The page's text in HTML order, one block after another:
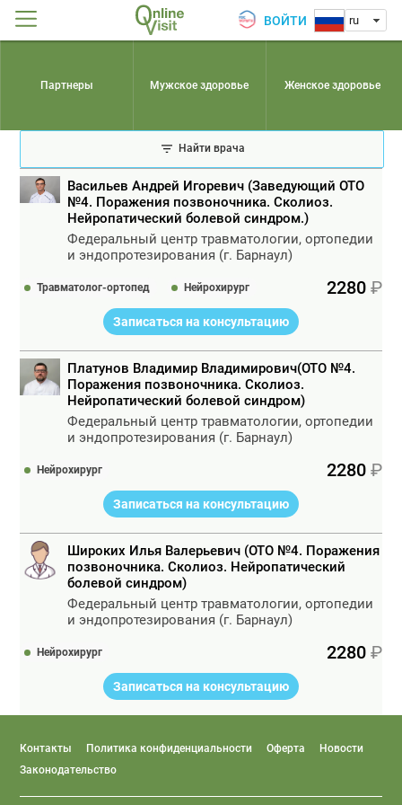
ВОЙТИ ru
Партнеры Мужское здоровье Женское здоровье
Найти врача
Васильев Андрей Игоревич (Заведующий ОТО
№4. Поражения позвоночника. Сколиоз.
Нейропатический болевой синдром.)
Федеральный центр травматологии, ортопедии
и эндопротезирования (г. Барнаул)
Травматолог-ортопед Нейрохирург 2280
Записаться на консультацию
Платунов Владимир Владимирович(ОТО №4.
Поражения позвоночника. Сколиоз.
Нейропатический болевой синдром)
Федеральный центр травматологии, ортопедии
и эндопротезирования (г. Барнаул)
Нейрохирург 2280
Записаться на консультацию
Широких Илья Валерьевич (ОТО №4. Поражения
позвоночника. Сколиоз. Нейропатический
болевой синдром)
Федеральный центр травматологии, ортопедии
и эндопротезирования (г. Барнаул)
Нейрохирург 2280
Записаться на консультацию
Контакты Политика конфиденциальности Оферта
Новости
Законодательство